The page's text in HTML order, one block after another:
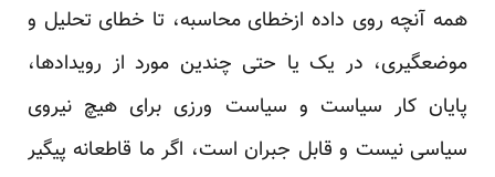
همه آنچه روی داده ازخطای محاسبه، تا خطای تحلیل و
موضعگیری، در یک یا حتی چندین مورد از رویدادها،
پایان کار سیاست و سیاست ورزی برای هیچ نیروی
سیاسی نیست و قابل جبران است، اگر ما قاطعانه پیگیر